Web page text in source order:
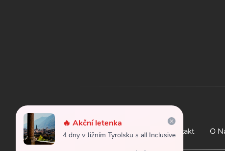
🔥 Akční letenka
4 dny v Jižním Tyrolsku s all Inclusive
Letenky Kontakt O